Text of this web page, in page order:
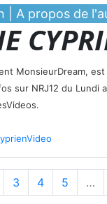
A propos de
MonsieurDream,
sur NRJ12 du
3 4 5 …